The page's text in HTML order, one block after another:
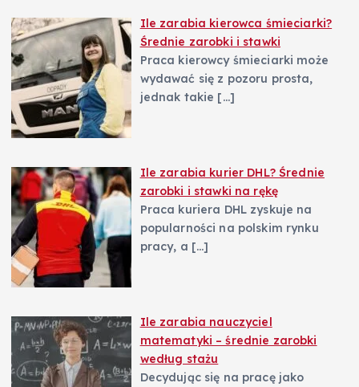
i
s
u
Ile zarabia kierowca śmieciarki?
Średnie zarobki i stawki
Praca kierowcy śmieciarki może
wydawać się z pozoru prosta,
jednak takie […]
Ile zarabia kurier DHL? Średnie
zarobki i stawki na rękę
Praca kuriera DHL zyskuje na
popularności na polskim rynku
pracy, a […]
Ile zarabia nauczyciel
matematyki – średnie zarobki
według stażu
Decydując się na pracę jako